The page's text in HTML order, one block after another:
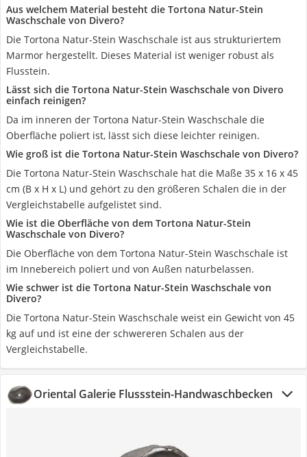
Aus welchem Material besteht die Tortona Natur-Stein
Waschschale von Divero?
Die Tortona Natur-Stein Waschschale ist aus strukturiertem
Marmor hergestellt. Dieses Material ist weniger robust als
Flusstein.
Lässt sich die Tortona Natur-Stein Waschschale von Divero
einfach reinigen?
Da im inneren der Tortona Natur-Stein Waschschale die
Oberfläche poliert ist, lässt sich diese leichter reinigen.
Wie groß ist die Tortona Natur-Stein Waschschale von Divero?
Die Tortona Natur-Stein Waschschale hat die Maße 35 x 16 x 45
cm (B x H x L) und gehört zu den größeren Schalen die in der
Vergleichstabelle aufgelistet sind.
Wie ist die Oberfläche von dem Tortona Natur-Stein
Waschschale von Divero?
Die Oberfläche von dem Tortona Natur-Stein Waschschale ist
im Innebereich poliert und von Außen naturbelassen.
Wie schwer ist die Tortona Natur-Stein Waschschale von
Divero?
Die Tortona Natur-Stein Waschschale weist ein Gewicht von 45
kg auf und ist eine der schwereren Schalen aus der
Vergleichstabelle.
Oriental Galerie Flussstein-Handwaschbecken